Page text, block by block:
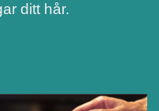
ditt hår.